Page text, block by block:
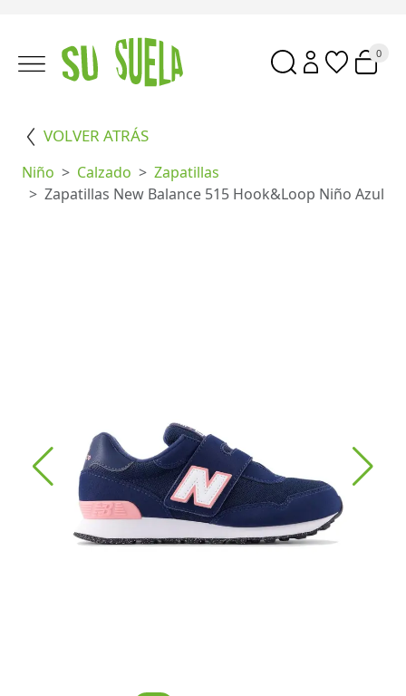
0
VOLVER ATRÁS
Niño Calzado
Zapatillas
Zapatillas New Balance 515 Hook&Loop Niño Azul